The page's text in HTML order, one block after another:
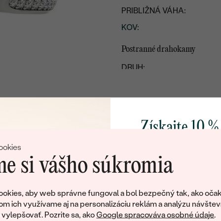
si vášho súkromia
aby web správne fungoval a bol bezpečný tak, ako
ich využívame aj na personalizáciu reklám a analýzu
Pozrite sa, ako Google spracováva osobné údaje.
PRIBLIŽNÁ VÁHA:
KOV:
Postranné drahokamy
DRUH:
KARÁTOVÁ VÁHA:
ROZMERY:
FARBA
ale tento šperk si už svojích majiteľov
Získajte 10
poctivo vyrábaných
Ako darček na
obratom pošleme